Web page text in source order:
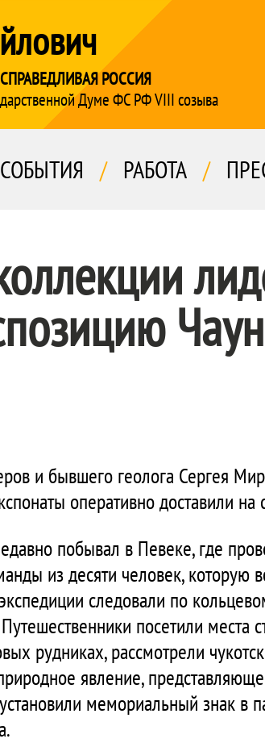
СПРАВЕДЛИВАЯ РОССИЯ
Думе ФС РФ VIII созыва
СОБЫТИЯ / РАБОТА /
и бывшего геолога Сергея
оперативно доставили
побывал в Певеке, где
из десяти человек, которую
следовали по
посетили места
рудниках, рассмотрели
явление,
мемориальный знак в